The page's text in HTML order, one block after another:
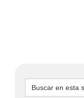
Buscar: